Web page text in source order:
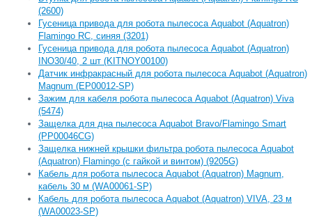
(2600)
Гусеница привода для робота пылесоса Aquabot (Aquatron)
Flamingo RC, синяя (3201)
Гусеница привода для робота пылесоса Aquabot (Aquatron)
INO30/40, 2 шт (KITNOY00100)
Датчик инфракрасный для робота пылесоса Aquabot (Aquatron)
Magnum (EP00012-SP)
Зажим для кабеля робота пылесоса Aquabot (Aquatron) Viva
(5474)
Защелка для дна пылесоса Aquabot Bravo/Flamingo Smart
(PP00046CG)
Защелка нижней крышки фильтра робота пылесоса Aquabot
(Aquatron) Flamingo (с гайкой и винтом) (9205G)
Кабель для робота пылесоса Aquabot (Aquatron) Magnum,
кабель 30 м (WA00061-SP)
Кабель для робота пылесоса Aquabot (Aquatron) VIVA, 23 м
(WA00023-SP)